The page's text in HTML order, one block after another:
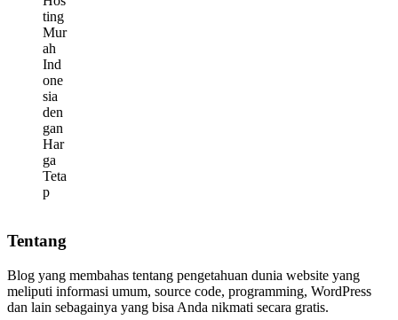
Tentang
Blog yang membahas tentang pengetahuan dunia website yang
meliputi informasi umum, source code, programming, WordPress
dan lain sebagainya yang bisa Anda nikmati secara gratis.